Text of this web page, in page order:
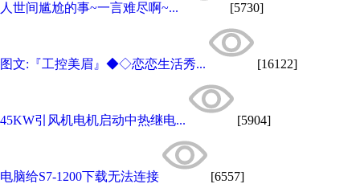
人世间尴尬的事~一言难尽啊~... [5730]
图文:『工控美眉』◆◇恋恋生活秀... [16122]
45KW引风机电机启动中热继电... [5904]
电脑给S7-1200下载无法连接 [6557]